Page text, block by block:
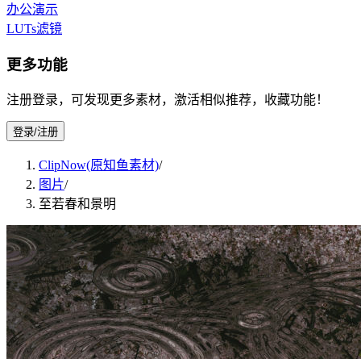
办公演示
LUTs滤镜
更多功能
注册登录，可发现更多素材，激活相似推荐，收藏功能！
登录/注册
ClipNow(原知鱼素材)/
图片/
至若春和景明